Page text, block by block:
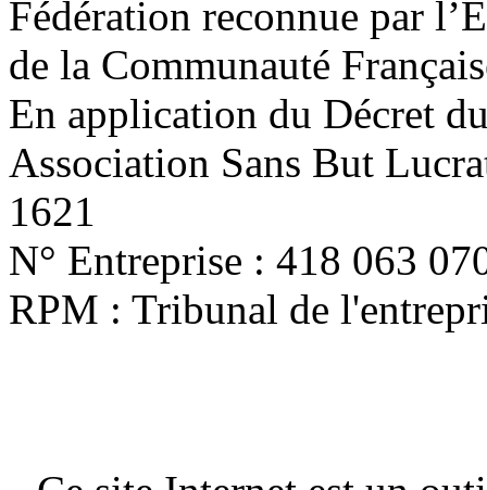
Fédération reconnue par
de la Communauté
En application du Décret
Association Sans But
1621
N° Entreprise : 418 063
RPM : Tribunal de